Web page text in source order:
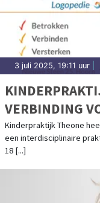
3 juli 2025, 19:11 uur
VERBINDING
Kinderpraktijk Theone
een interdisciplinaire
18 [...]